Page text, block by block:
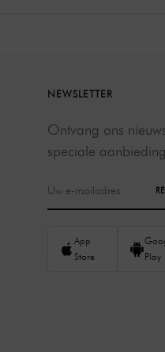
NEWSLETTER
Ontvang ons
speciale
App
Store
Play